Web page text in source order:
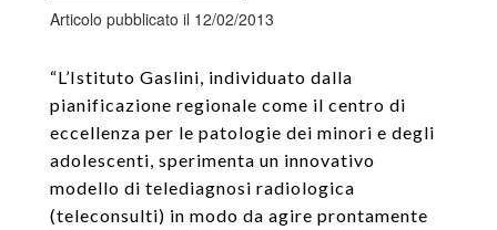
Articolo pubblicato il 12/02/2013
“L’Istituto Gaslini, individuato dalla
pianificazione regionale come il centro di
eccellenza per le patologie dei minori e degli
adolescenti, sperimenta un innovativo
modello di telediagnosi radiologica
(teleconsulti) in modo da agire prontamente